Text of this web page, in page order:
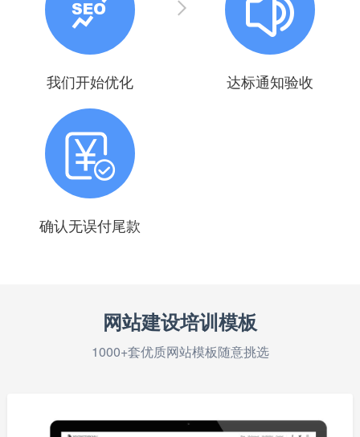
我们开始优化 达标通知验收
确认无误付尾款
网站建设培训模板
1000+套优质网站模板随意挑选